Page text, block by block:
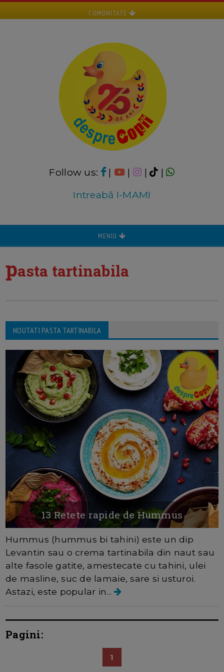
COMUNITATE
Follow us: | | |
|
Intreabă I-MAMI
MENIU
pasta tartinabila
NOUTATI PASTA TARTINABILA
13 Retete rapide de Hummus
Hummus (hummus bi tahini) este un dip
Levantin sau o crema tartinabila din naut sau
alte fasole gatite, amestecate cu tahini, ulei
de masline, suc de lamaie, sare si usturoi.
Astazi, este popular in...
Pagini:
1